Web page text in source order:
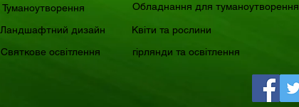
Туманоутворення
Ландшафтний дизайн
Святкове освітлення
Обладнання для туманоутворення
Квіти та рослини
гірлянди та освітлення